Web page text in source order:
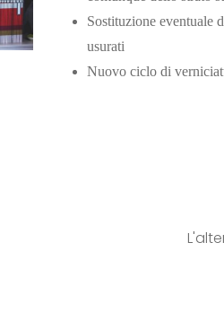
Sostituzione eventuale
usurati
Nuovo ciclo di